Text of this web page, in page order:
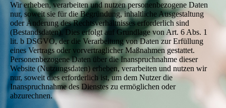
Wir erheben, verarbeiten und nutzen personenbezogene Daten
nur, soweit sie für die Begründung, inhaltliche Ausgestaltung
oder Änderung des Rechtsverhältnisses erforderlich sind
(Bestandsdaten). Dies erfolgt auf Grundlage von Art. 6 Abs. 1
lit. b DSGVO, der die Verarbeitung von Daten zur Erfüllung
eines Vertrags oder vorvertraglicher Maßnahmen gestattet.
Personenbezogene Daten über die Inanspruchnahme dieser
Website (Nutzungsdaten) erheben, verarbeiten und nutzen wir
nur, soweit dies erforderlich ist, um dem Nutzer die
Inanspruchnahme des Dienstes zu ermöglichen oder
abzurechnen.